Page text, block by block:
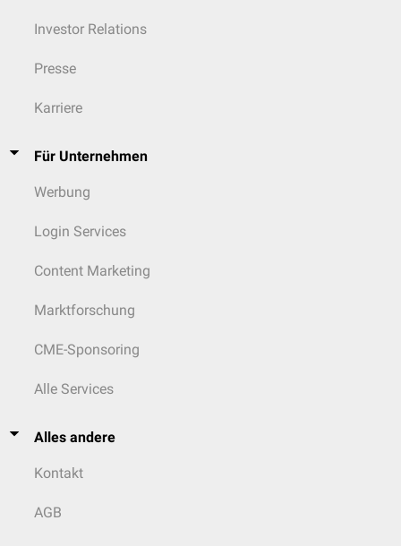
Investor Relations
Presse
Karriere
Für Unternehmen
Werbung
Login Services
Content Marketing
Marktforschung
CME-Sponsoring
Alle Services
Alles andere
Kontakt
AGB